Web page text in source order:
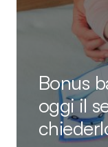
Bonus
oggi il